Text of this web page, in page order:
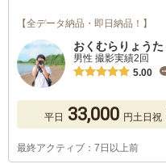
【全データ納品・即日納品！】
おくむらりょうた
男性 撮影実績2回
5.00
平日 33,000 円土日祝
最終アクティブ：7日以上前